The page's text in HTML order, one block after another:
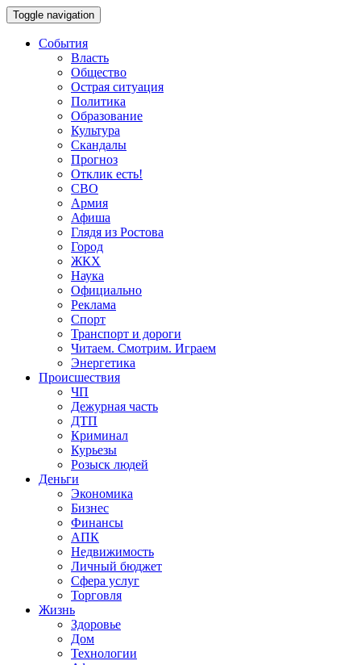
Toggle navigation
События
Власть
Общество
Острая ситуация
Политика
Образование
Культура
Скандалы
Прогноз
Отклик есть!
СВО
Армия
Афиша
Глядя из Ростова
Город
ЖКХ
Наука
Официально
Реклама
Спорт
Транспорт и дороги
Читаем. Смотрим. Играем
Энергетика
Происшествия
ЧП
Дежурная часть
ДТП
Криминал
Курьезы
Розыск людей
Деньги
Экономика
Бизнес
Финансы
АПК
Недвижимость
Личный бюджет
Сфера услуг
Торговля
Жизнь
Здоровье
Дом
Технологии